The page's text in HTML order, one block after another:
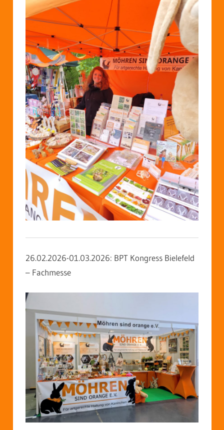
26.02.2026-01.03.2026: BPT Kongress Bielefeld
– Fachmesse